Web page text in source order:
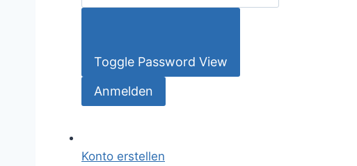
Toggle Password View
Konto erstellen